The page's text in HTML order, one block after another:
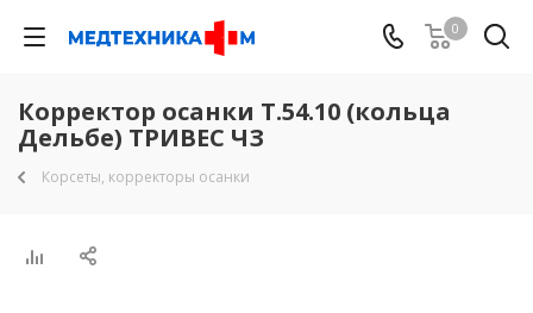
0
Корректор осанки Т.54.10 (кольца
Дельбе) ТРИВЕС ЧЗ
Корсеты, корректоры осанки